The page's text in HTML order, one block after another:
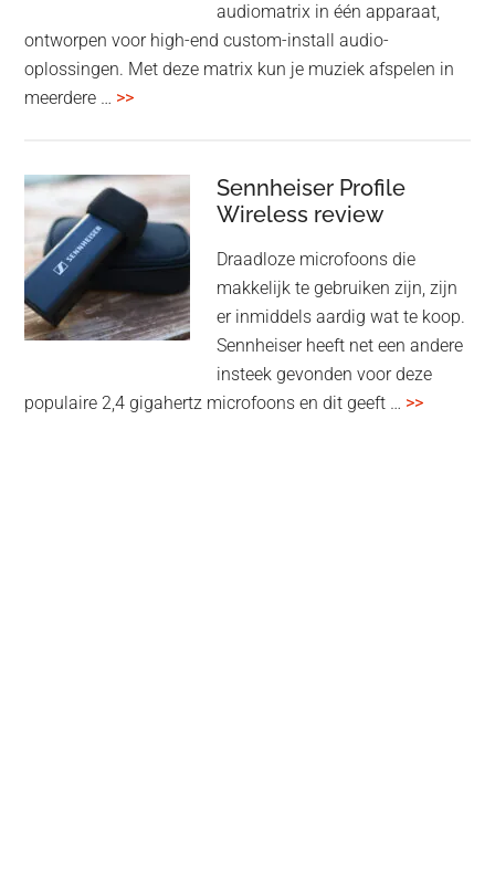
audiomatrix in één apparaat,
ontworpen voor high-end custom-install audio-
oplossingen. Met deze matrix kun je muziek afspelen in
meerdere … >>overMcIntosh
audiomatrix
voor
high-
end
multiroom
Sennheiser Profile
Wireless review
Draadloze microfoons die
makkelijk te gebruiken zijn, zijn
er inmiddels aardig wat te koop.
Sennheiser heeft net een andere
insteek gevonden voor deze
populaire 2,4 gigahertz microfoons en dit geeft … >>